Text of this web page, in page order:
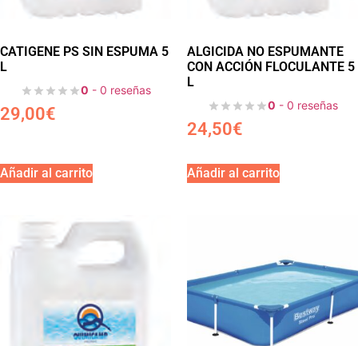
CATIGENE PS SIN ESPUMA 5
L
0 - 0 reseñas
29,00€
Añadir al carrito
ALGICIDA NO ESPUMANTE
CON ACCIÓN FLOCULANTE 5
L
0 - 0 reseñas
24,50€
Añadir al carrito